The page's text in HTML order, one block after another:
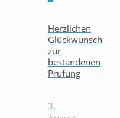
Herzlichen
Glückwunsch
zur
bestandenen
Prüfung
3.